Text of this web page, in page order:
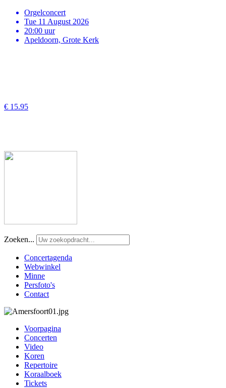
Orgelconcert
Tue 11 August 2026
20:00 uur
Apeldoorn, Grote Kerk
€ 15.95
Zoeken...
Concertagenda
Webwinkel
Minne
Persfoto's
Contact
Voorpagina
Concerten
Video
Koren
Repertoire
Koraalboek
Tickets